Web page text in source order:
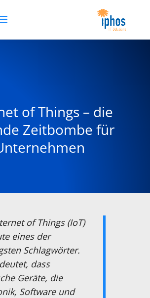
of Things – die
Zeitbombe für
of Things (IoT)
eines der
Schlagwörter.
dass
Geräte, die
Software und